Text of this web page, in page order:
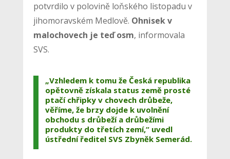
potvrdilo v polovině loňského listopadu v
jihomoravském Medlově. Ohnisek v
malochovech je teď osm, informovala
SVS.
„Vzhledem k tomu že Česká republika
opětovně získala status země prosté
ptačí chřipky v chovech drůbeže,
věříme, že brzy dojde k uvolnění
obchodu s drůbeží a drůbežími
produkty do třetích zemí,“ uvedl
ústřední ředitel SVS Zbyněk Semerád.